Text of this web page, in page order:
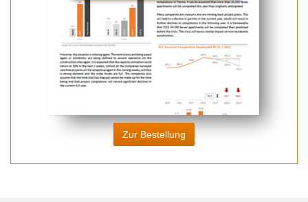
Zur Bestellung